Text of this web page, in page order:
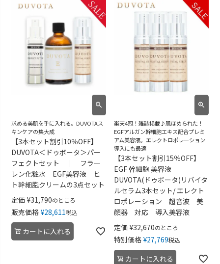
求める美肌を手に入れる。DUVOTAス
キンケアの集大成
【3本セット割引10％OFF】
DUVOTA＜ドゥボータ＞パー
フェクトセット ｜ フラー
レン化粧水 EGF美容液 ヒ
ト幹細胞クリームの3点セット
定価 ¥31,790のところ
販売価格 ¥28,611税込
カートに入れる
楽天4冠！雑誌掲載♪肌ほめられた！
EGFアルガン幹細胞エキス配合プレミ
アム美容液。エレクトロポレーション
導入にも最適
【3本セット割引15％OFF】
EGF 幹細胞 美容液
DUVOTA(ドゥボータ)リバイタ
ルセラム3本セット/ エレクト
ロポレーション 超音波 美
顔器 対応 導入美容液
定価 ¥32,670のところ
特別価格 ¥27,769税込
カートに入れる